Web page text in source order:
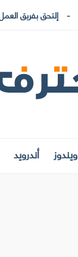
إلتحق بفريق
ويندوز أندرويد